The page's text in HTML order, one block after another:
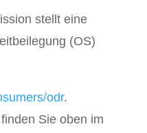
stellt eine
(OS)
odr.
Sie oben im